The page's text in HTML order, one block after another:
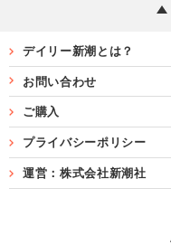
デイリー新潮とは？
お問い合わせ
ご購入
プライバシーポリシー
運営：株式会社新潮社